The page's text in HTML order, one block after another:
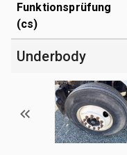
Funktionsprüfung
(cs)
Underbody